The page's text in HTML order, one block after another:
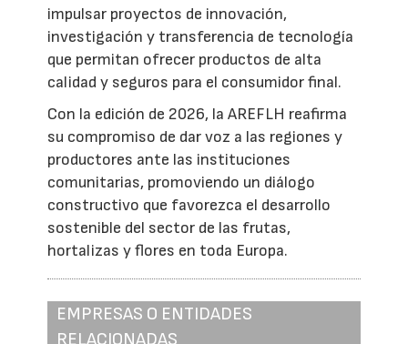
impulsar proyectos de innovación,
investigación y transferencia de tecnología
que permitan ofrecer productos de alta
calidad y seguros para el consumidor final.
Con la edición de 2026, la AREFLH reafirma
su compromiso de dar voz a las regiones y
productores ante las instituciones
comunitarias, promoviendo un diálogo
constructivo que favorezca el desarrollo
sostenible del sector de las frutas,
hortalizas y flores en toda Europa.
EMPRESAS O ENTIDADES
RELACIONADAS